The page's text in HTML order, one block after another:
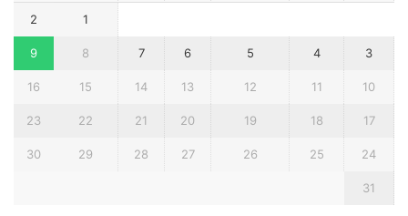
1
2
3
4
5
6
7
8
9
10
11
12
13
14
15
16
17
18
19
20
21
22
23
24
25
26
27
28
29
30
31